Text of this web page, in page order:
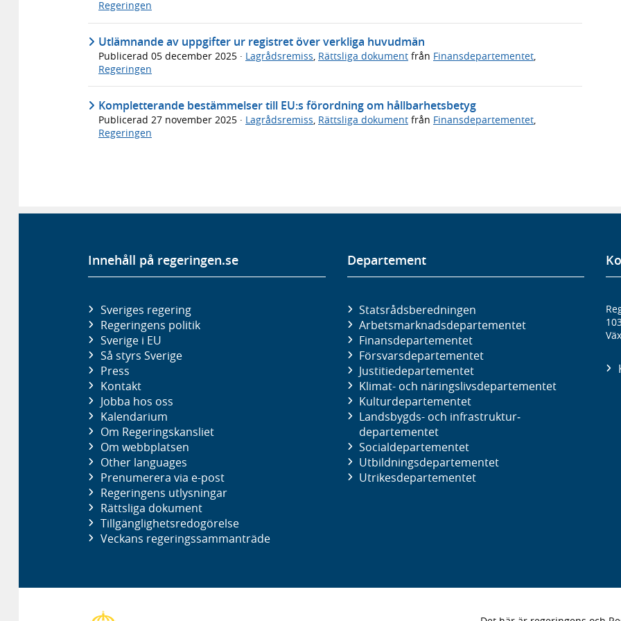
Regeringen
Utlämnande av uppgifter ur registret över verkliga huvudmän
Publicerad 05 december 2025 · Lagrådsremiss, Rättsliga dokument från Finansdepartementet,
Regeringen
Kompletterande bestämmelser till EU:s förordning om hållbarhetsbetyg
Publicerad 27 november 2025 · Lagrådsremiss Rättsliga dokument från Finansdepartementet
Regeringen
Innehåll på regeringen.se
Sveriges regering
Regeringens politik
Sverige i EU
Så styrs Sverige
Press
Kontakt
Jobba hos oss
Kalendarium
Om Regeringskansliet
Om webbplatsen
Other languages
Prenumerera via e-post
Regeringens utlysningar
Rättsliga dokument
Tillgänglighetsredogörelse
Veckans regeringssammanträde
Departement
Statsrådsberedningen
Arbetsmarknads­departementet
Finans­departementet
Försvars­departementet
Justitie­departementet
Klimat- och näringslivs­departementet
Kultur­departementet
Landsbygds- och infrastruktur­
departementet
Social­departementet
Utbildnings­departementet
Utrikes­departementet